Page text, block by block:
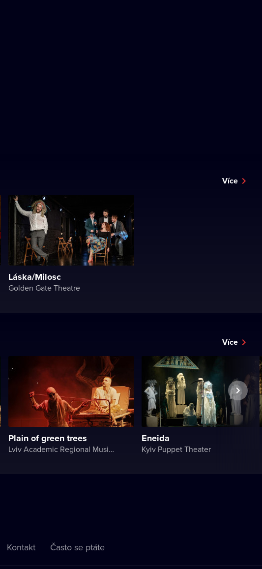
Více
Láska/Milosc
Golden Gate Theatre
Více
Plain of green trees
Lviv Academic Regional Music and Drama Theater named after Yuriy Drohobych
Eneida
Kyiv Puppet Theater
Kontakt Často se ptáte